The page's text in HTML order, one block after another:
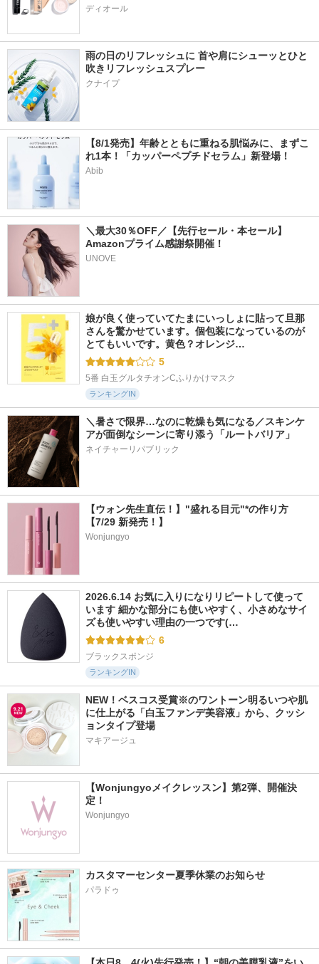
ディオール
雨の日のリフレッシュに 首や肩にシューッとひと
吹きリフレッシュスプレー
クナイプ
【8/1発売】年齢とともに重ねる肌悩みに、まずこ
れ1本！「カッパーペプチドセラム」新登場！
Abib
＼最大30％OFF／【先行セール・本セール】
Amazonプライム感謝祭開催！
UNOVE
娘が良く使っていてたまにいっしょに貼って旦那
さんを驚かせています。個包装になっているのが
とてもいいです。黄色？オレンジ…
5
5番 白玉グルタチオンCふりかけマスク
ランキングIN
＼暑さで限界…なのに乾燥も気になる／スキンケ
アが面倒なシーンに寄り添う「ルートバリア」
ネイチャーリパブリック
【ウォン先生直伝！】"盛れる目元"*の作り方
【7/29 新発売！】
Wonjungyo
2026.6.14 お気に入りになりリピートして使って
います 細かな部分にも使いやすく、小さめなサイ
ズも使いやすい理由の一つです(…
6
ブラックスポンジ
ランキングIN
NEW！ベスコス受賞※のワントーン明るいつや肌
に仕上がる「白玉ファンデ美容液」から、クッシ
ョンタイプ登場
マキアージュ
【Wonjungyoメイクレッスン】第2弾、開催決
定！
Wonjungyo
カスタマーセンター夏季休業のお知らせ
パラドゥ